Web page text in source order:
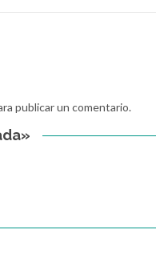
publicar un comentario.